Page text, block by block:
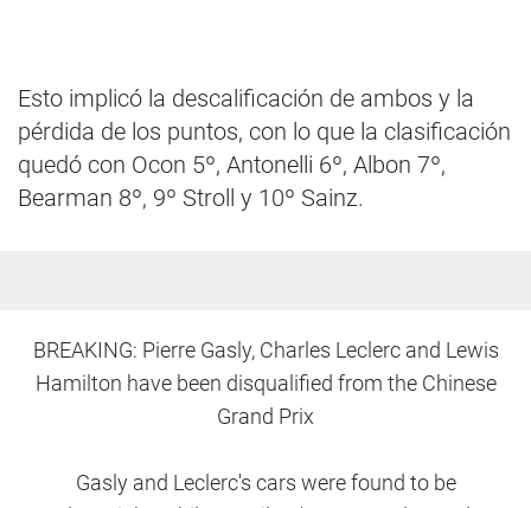
Esto implicó la descalificación de ambos y la
pérdida de los puntos, con lo que la clasificación
quedó con Ocon 5º, Antonelli 6º, Albon 7º,
Bearman 8º, 9º Stroll y 10º Sainz.
BREAKING: Pierre Gasly, Charles Leclerc and Lewis
Hamilton have been disqualified from the Chinese
Grand Prix
Gasly and Leclerc's cars were found to be